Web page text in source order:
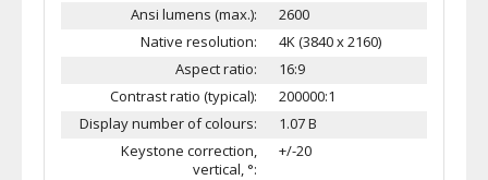
Ansi lumens (max.):
2600
Native resolution:
4K (3840 x 2160)
Aspect ratio:
16:9
Contrast ratio (typical):
200000:1
Display number of colours:
1.07 B
Keystone correction,
vertical, °:
+/-20